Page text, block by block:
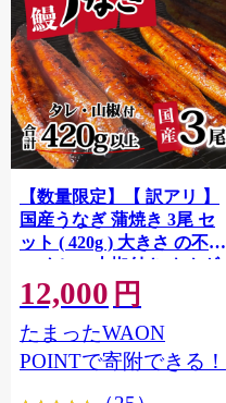
【数量限定】【 訳アリ 】
国産うなぎ 蒲焼き 3尾 セ
ット ( 420g ) 大きさ の不揃
い タレ・山椒付き ウナギ
鰻 ふぞろい 不揃い うな重
ひつまぶし 人気 茨城 八千
代町 ふるさと納税 冷凍
[SF951ya]
12,000 円
たまったWAON
POINTで寄附できる！